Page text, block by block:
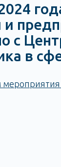
и
с
в